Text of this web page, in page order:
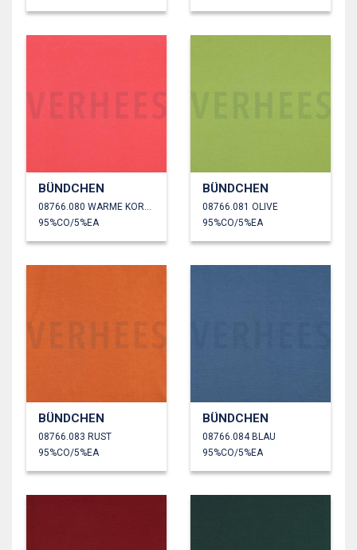
BÜNDCHEN
95%CO/5%EA
BÜNDCHEN
08766.081 OLIVE
95%CO/5%EA
BÜNDCHEN
08766.083 RUST
95%CO/5%EA
BÜNDCHEN
08766.084 BLAU
95%CO/5%EA